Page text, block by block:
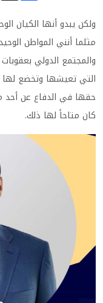
ولكن يبدو أنها الكيان
مثلما أنني المواطن
والمجتمع الدولي
التي تعيشها وتخضع
حقها في الدفاع عن أحد
كان متاحاً لها ذلك.